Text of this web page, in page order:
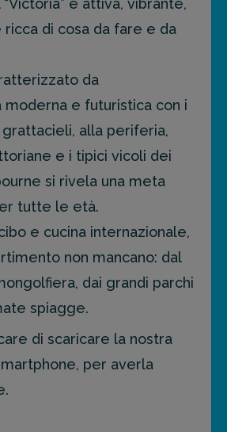
di cosa da fare e da
da
moderna e futuristica con i
alla periferia,
e i tipici vicoli dei
si rivela una meta
tutte le età.
e cucina internazionale,
non mancano: dal
dai grandi parchi
spiagge.
di scaricare la nostra
per averla